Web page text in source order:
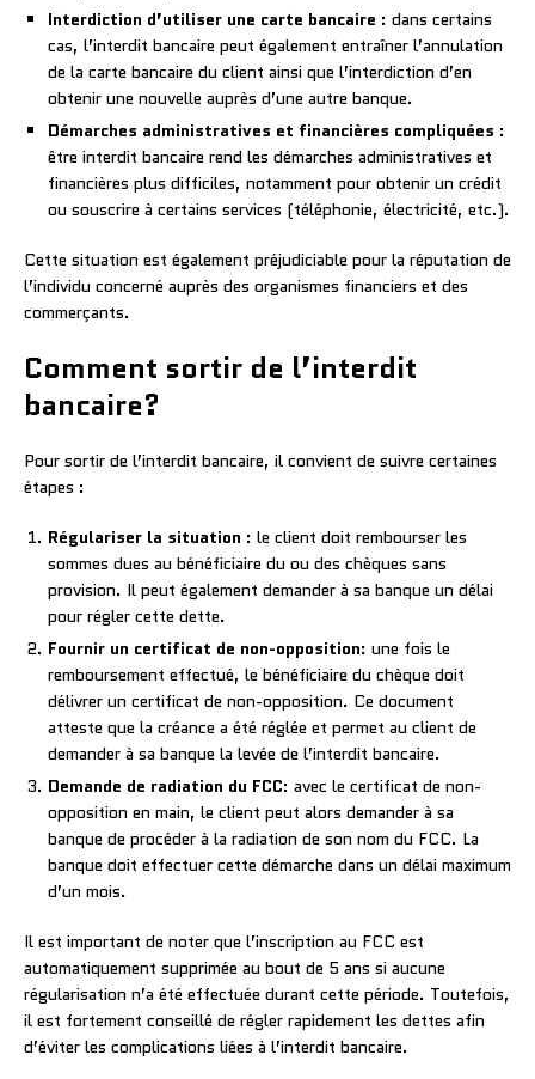
Interdiction d’utiliser une carte bancaire : dans certains
cas, l’interdit bancaire peut également entraîner l’annulation
de la carte bancaire du client ainsi que l’interdiction d’en
obtenir une nouvelle auprès d’une autre banque.
Démarches administratives et financières compliquées :
être interdit bancaire rend les démarches administratives et
financières plus difficiles, notamment pour obtenir un crédit
ou souscrire à certains services (téléphonie, électricité, etc.).
Cette situation est également préjudiciable pour la réputation de
l’individu concerné auprès des organismes financiers et des
commerçants.
Comment sortir de l’interdit
bancaire?
Pour sortir de l’interdit bancaire, il convient de suivre certaines
étapes :
Régulariser la situation : le client doit rembourser les
sommes dues au bénéficiaire du ou des chèques sans
provision. Il peut également demander à sa banque un délai
pour régler cette dette.
Fournir un certificat de non-opposition: une fois le
remboursement effectué, le bénéficiaire du chèque doit
délivrer un certificat de non-opposition. Ce document
atteste que la créance a été réglée et permet au client de
demander à sa banque la levée de l’interdit bancaire.
Demande de radiation du FCC: avec le certificat de non-
opposition en main, le client peut alors demander à sa
banque de procéder à la radiation de son nom du FCC. La
banque doit effectuer cette démarche dans un délai maximum
d’un mois.
Il est important de noter que l’inscription au FCC est
automatiquement supprimée au bout de 5 ans si aucune
régularisation n’a été effectuée durant cette période. Toutefois,
il est fortement conseillé de régler rapidement les dettes afin
d’éviter les complications liées à l’interdit bancaire.